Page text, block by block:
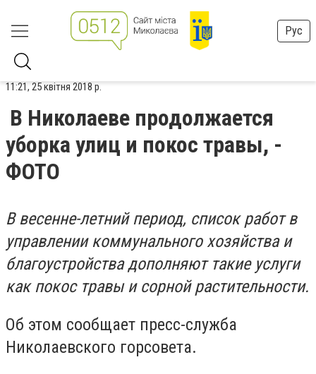
Рус
11:21, 25 квітня 2018 р.
В Николаеве продолжается
уборка улиц и покос травы, -
ФОТО
В весенне-летний период, список работ в
управлении коммунального хозяйства и
благоустройства дополняют такие услуги
как покос травы и сорной растительности.
Об этом сообщает пресс-служба
Николаевского горсовета.